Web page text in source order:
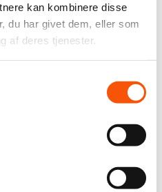
kan kombinere disse
du har givet dem, eller som
af deres tjenester.